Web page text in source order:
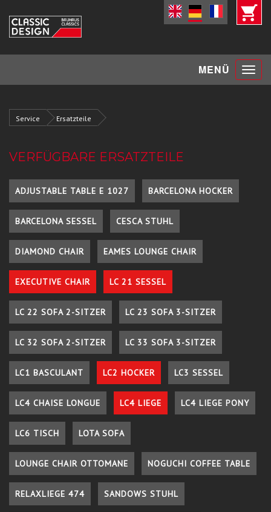
MENÜ Toggle
Service Ersatzteile
VERFÜGBARE ERSATZTEILE
ADJUSTABLE TABLE E 1027 BARCELONA HOCKER
BARCELONA SESSEL CESCA STUHL
DIAMOND CHAIR EAMES LOUNGE CHAIR
EXECUTIVE CHAIR LC 21 SESSEL
LC 22 SOFA 2-SITZER LC 23 SOFA 3-SITZER
LC 32 SOFA 2-SITZER LC 33 SOFA 3-SITZER
LC1 BASCULANT LC2 HOCKER LC3 SESSEL
LC4 CHAISE LONGUE LC4 LIEGE LC4 LIEGE PONY
LC6 TISCH LOTA SOFA
LOUNGE CHAIR OTTOMANE NOGUCHI COFFEE TABLE
RELAXLIEGE 474 SANDOWS STUHL